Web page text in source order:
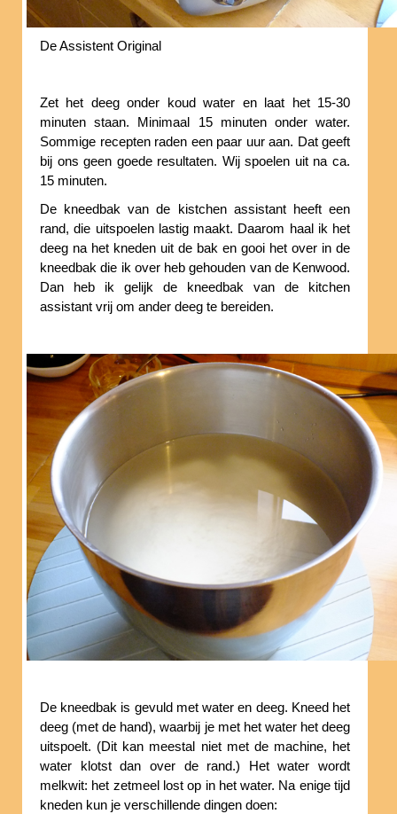
De Assistent Original
Zet het deeg onder koud water en laat het 15-30
minuten staan. Minimaal 15 minuten onder water.
Sommige recepten raden een paar uur aan. Dat geeft
bij ons geen goede resultaten. Wij spoelen uit na ca.
15 minuten.
De kneedbak van de kistchen assistant heeft een
rand, die uitspoelen lastig maakt. Daarom haal ik het
deeg na het kneden uit de bak en gooi het over in de
kneedbak die ik over heb gehouden van de Kenwood.
Dan heb ik gelijk de kneedbak van de kitchen
assistant vrij om ander deeg te bereiden.
De kneedbak is gevuld met water en deeg. Kneed het
deeg (met de hand), waarbij je met het water het deeg
uitspoelt. (Dit kan meestal niet met de machine, het
water klotst dan over de rand.) Het water wordt
melkwit: het zetmeel lost op in het water. Na enige tijd
kneden kun je verschillende dingen doen: